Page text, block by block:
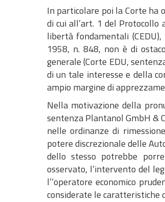
In particolare poi la Corte ha
di cui all’art. 1 del Protocollo
libertà fondamentali
1958, n. 848, non è di
generale (Corte EDU,
di un tale interesse e della
ampio margine di
Nella motivazione della
sentenza Plantanol GmbH &
nelle ordinanze di
potere discrezionale delle
dello stesso potrebbe
osservato, l’intervento del
l’‘operatore economico
considerate le caratteristiche